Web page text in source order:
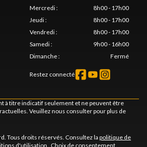
Mercredi:
8h00 - 17h00
Jeudi:
8h00 - 17h00
Vendredi:
8h00 - 17h00
Samedi:
9h00 - 16h00
Dimanche: Fermé
Restez connecté
à titre indicatif seulement et ne peuvent être
Veuillez nous consulter pour plus de
Tous droits réservés. Consultez la politique de
d'utilisation Choix de consentement.